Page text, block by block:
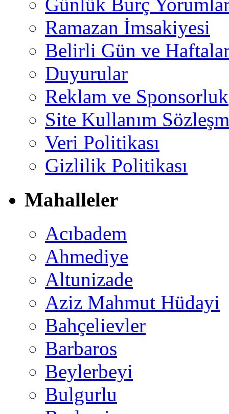
Günlük Burç
Ramazan İmsakiyesi
Belirli Gün ve
Duyurular
Reklam ve Sponsorluk
Site Kullanım
Veri Politikası
Gizlilik Politikası
Mahalleler
Acıbadem
Ahmediye
Altunizade
Aziz Mahmut Hüdayi
Bahçelievler
Barbaros
Beylerbeyi
Bulgurlu